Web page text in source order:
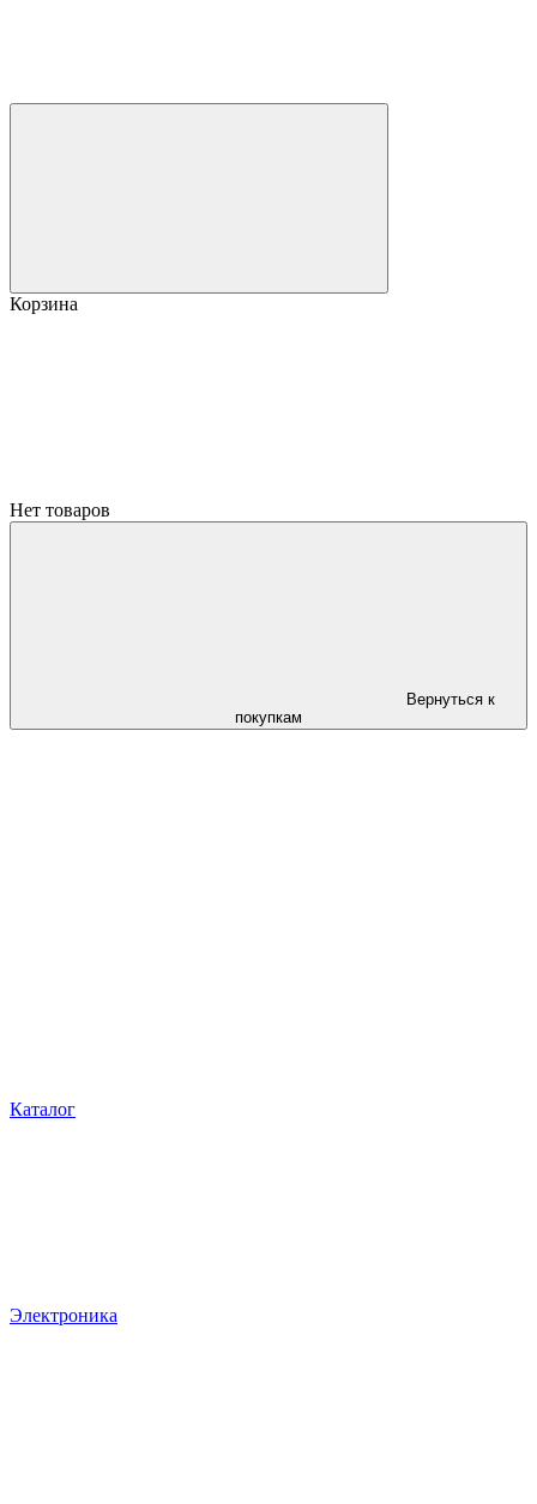
Корзина
Нет товаров
Вернуться к
покупкам
Каталог
Электроника